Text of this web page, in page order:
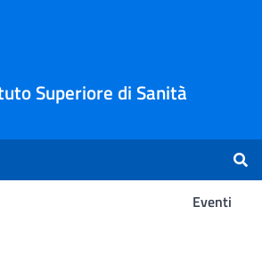
Superiore di Sanità
Eventi
Ricerca -